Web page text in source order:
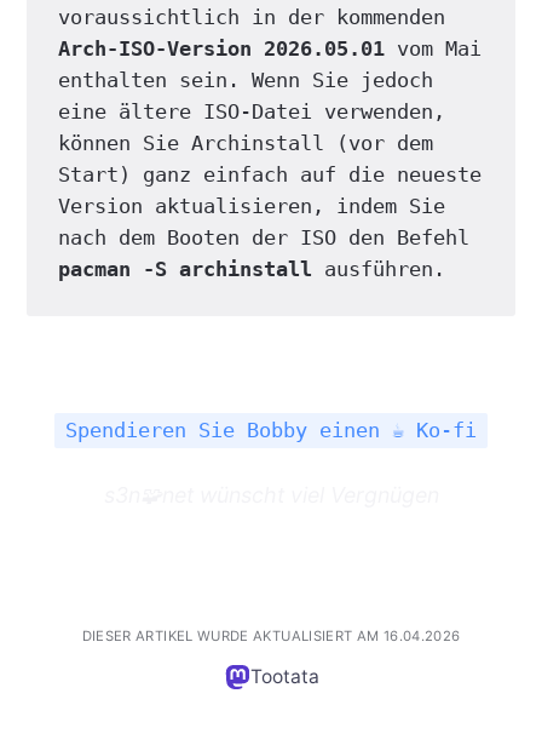
Arch-ISO-Version 2026.05.01 vom Mai
enthalten sein. Wenn Sie jedoch
eine ältere ISO-Datei verwenden,
können Sie Archinstall (vor dem
Start) ganz einfach auf die neueste
Version aktualisieren, indem Sie
pacman -S archinstall ausführen.
Spendieren Sie Bobby einen ☕ Ko-fi
DIESER ARTIKEL WURDE AKTUALISIERT AM 16.04.2026
Tootata